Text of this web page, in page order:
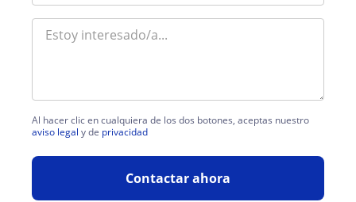
Al hacer clic en cualquiera de los dos botones, aceptas nuestro
aviso legal y de privacidad
Contactar ahora